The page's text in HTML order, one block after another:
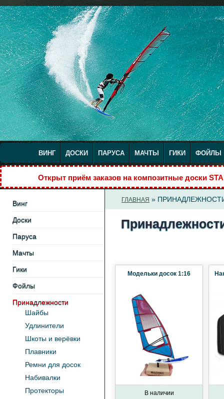
ВИНГ ДОСКИ ПАРУСА МАЧТЫ ГИКИ ФОЙЛЫ
Открыт приём заказов на композитные доски
Винг
Доски
Паруса
Мачты
Гики
Фойлы
Принадлежности
Шайбы
Удлинители
Шкоты и верёвки
Плавники
Ремни для досок
Набивалки
Протекторы
ГЛАВНАЯ »
Модельки досок 1:16
В наличии